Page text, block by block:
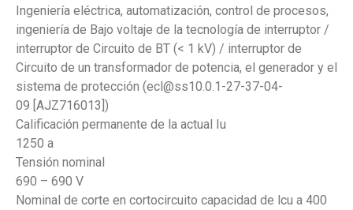
Ingeniería eléctrica, automatización, control de procesos,
ingeniería de Bajo voltaje de la tecnología de interruptor /
interruptor de Circuito de BT (< 1 kV) / interruptor de
Circuito de un transformador de potencia, el generador y el
sistema de protección (ecl@ss10.0.1-27-37-04-
09 [AJZ716013])
Calificación permanente de la actual Iu
1250 a
Tensión nominal
690 – 690 V
Nominal de corte en cortocircuito capacidad de lcu a 400